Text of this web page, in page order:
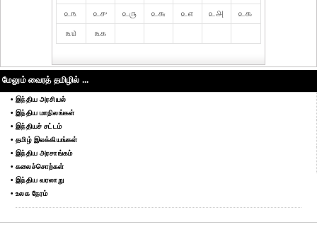
௨௩
௨௪ ௨௫ ௨௬ ௨௭ ௨௮
௨௯
௩௰
௩௧
மேலும் வைரத் தமிழில் ...
• இந்திய அரசியல்
• இந்திய மாநிலங்கள்
• இந்தியச் சட்டம்
• தமிழ் இலக்கியங்கள்
• இந்திய அரசாங்கம்
• கலைச்சொற்கள்
• இந்திய வரலாறு
• உலக நேரம்